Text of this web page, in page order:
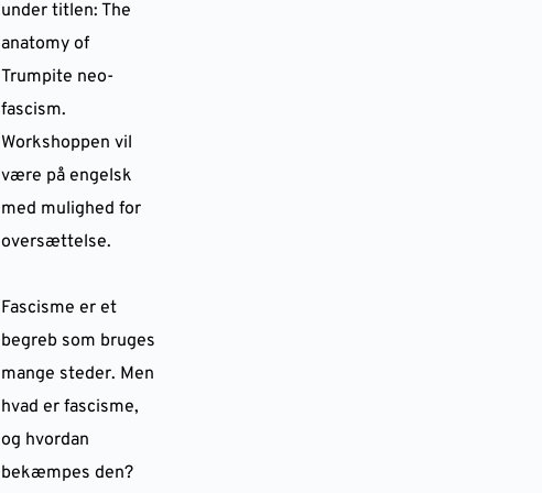
under titlen: The
anatomy of
Trumpite neo-
fascism.
Workshoppen vil
være på engelsk
med mulighed for
oversættelse.
Fascisme er et
begreb som bruges
mange steder. Men
hvad er fascisme,
og hvordan
bekæmpes den?